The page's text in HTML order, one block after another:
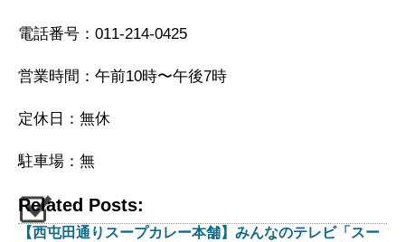
電話番号：011-214-0425
営業時間：午前10時〜午後7時
定休日：無休
駐車場：無
Related Posts:
【西屯田通りスープカレー本舗】みんなのテレビ「スー